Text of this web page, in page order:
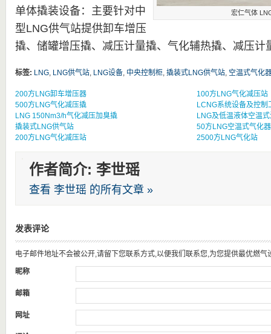
宏仁气体
单体撬装设备：主要针对中
型LNG供气站提供卸车增压
撬、储罐增压撬、减压计量撬、气化辅热撬、减压计
标签: LNG, LNG供气站, LNG设备, 中央控制柜, 撬装式LNG供气站, 空温式气化
200方LNG卸车增压器
100方LNG气化减压站
500方LNG气化减压撬
LCNG系统设备及控制
LNG 150Nm3/h气化减压加臭撬
LNG及低温液体空温
撬装式LNG供气站
50方LNG空温式气化器
200方LNG气化减压站
2500方LNG气化站
作者简介: 李世瑶
查看 李世瑶 的所有文章 »
发表评论
电子邮件地址不会被公开,请留下您联系方式,以便我们联系您,为您提供最优燃
昵称
邮箱
网址